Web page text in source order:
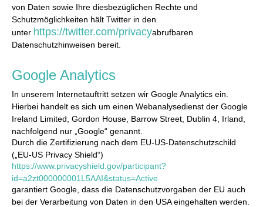
von Daten sowie Ihre diesbezüglichen Rechte und
Schutzmöglichkeiten hält Twitter in den
unter https://twitter.com/privacyabrufbaren
Datenschutzhinweisen bereit.
Google Analytics
In unserem Internetauftritt setzen wir Google Analytics ein.
Hierbei handelt es sich um einen Webanalysedienst der Google
Ireland Limited, Gordon House, Barrow Street, Dublin 4, Irland,
nachfolgend nur „Google“ genannt.
Durch die Zertifizierung nach dem EU-US-Datenschutzschild
(„EU-US Privacy Shield“)
https://www.privacyshield.gov/participant?
id=a2zt000000001L5AAI&status=Active
garantiert Google, dass die Datenschutzvorgaben der EU auch
bei der Verarbeitung von Daten in den USA eingehalten werden.